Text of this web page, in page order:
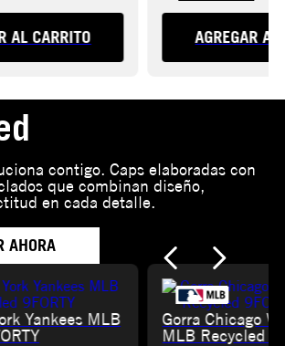
AL CARRITO AGREGAR AL
contigo. Caps elaboradas con
que combinan diseño,
en cada detalle.
AHORA
Yankees MLB
Gorra Chicago
MLB Recycled